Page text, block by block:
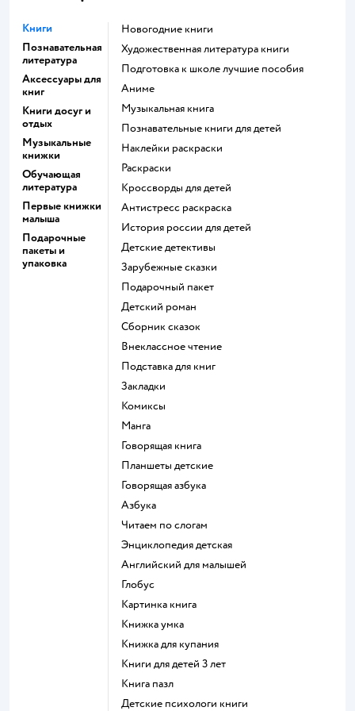
Книги
Познавательная
литература
Аксессуары для
книг
Книги досуг и
отдых
Музыкальные
книжки
Обучающая
литература
Первые книжки
малыша
Подарочные
пакеты и
упаковка
новогодние книги
художественная литература книги
подготовка к школе лучшие пособия
Аниме
музыкальная книга
познавательные книги для детей
наклейки раскраски
раскраски
кроссворды для детей
антистресс раскраска
история россии для детей
детские детективы
зарубежные сказки
подарочный пакет
детский роман
сборник сказок
внеклассное чтение
подставка для книг
закладки
комиксы
манга
говорящая книга
Планшеты детские
говорящая азбука
азбука
читаем по слогам
энциклопедия детская
английский для малышей
глобус
картинка книга
книжка умка
книжка для купания
книги для детей 3 лет
книга пазл
детские психологи книги